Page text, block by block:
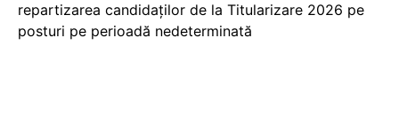
repartizarea candidaților de la Titularizare 2026 pe
posturi pe perioadă nedeterminată